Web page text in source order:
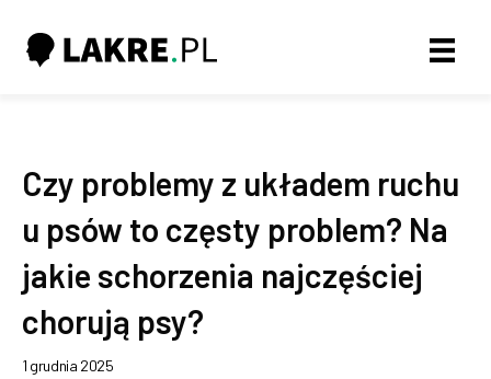
Czy problemy z układem ruchu
u psów to częsty problem? Na
jakie schorzenia najczęściej
chorują psy?
1 grudnia 2025